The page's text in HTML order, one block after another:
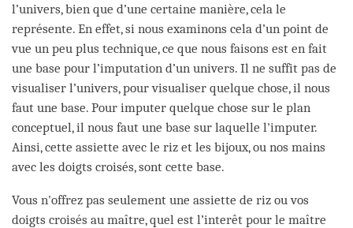
l’univers, bien que d’une certaine manière, cela le
représente. En effet, si nous examinons cela d’un point de
vue un peu plus technique, ce que nous faisons est en fait
une base pour l’imputation d’un univers. Il ne suffit pas de
visualiser l’univers, pour visualiser quelque chose, il nous
faut une base. Pour imputer quelque chose sur le plan
conceptuel, il nous faut une base sur laquelle l'imputer.
Ainsi, cette assiette avec le riz et les bijoux, ou nos mains
avec les doigts croisés, sont cette base.
Vous n'offrez pas seulement une assiette de riz ou vos
doigts croisés au maître, quel est l’interêt pour le maître